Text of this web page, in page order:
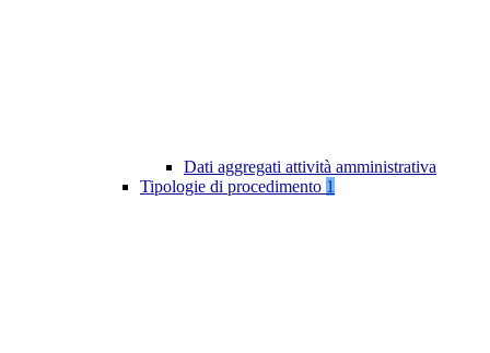
Dati aggregati attività amministrativa
Tipologie di procedimento 1